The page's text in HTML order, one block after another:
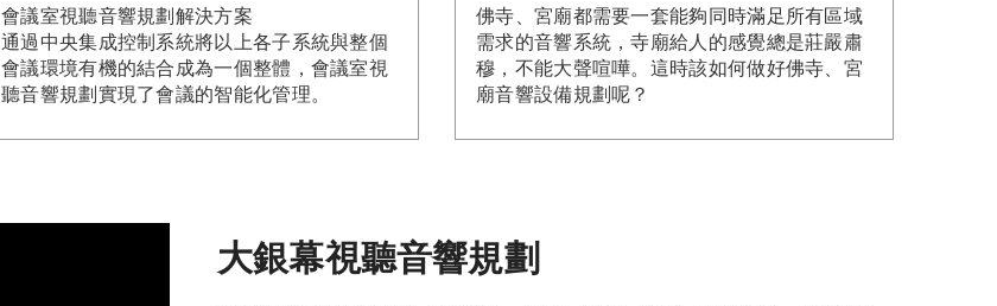
會議室視聽音響規劃解決方案
通過中央集成控制系統將以上各子系統與整個
會議環境有機的結合成為一個整體，會議室視
聽音響規劃實現了會議的智能化管理。
佛寺、宮廟都需要一套能夠同時滿足所有區域
需求的音響系統，寺廟給人的感覺總是莊嚴肅
穆，不能大聲喧嘩。這時該如何做好佛寺、宮
廟音響設備規劃呢？
大銀幕視聽音響規劃